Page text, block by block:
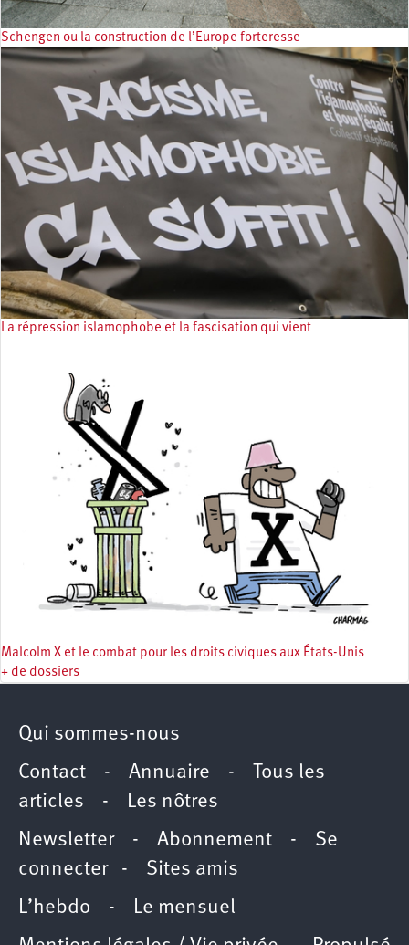
Schengen ou la construction de l’Europe forteresse
La répression islamophobe et la fascisation qui vient
Malcolm X et le combat pour les droits civiques aux États-Unis
+ de dossiers
Qui sommes-nous
Contact - Annuaire -
Tous les
articles - Les nôtres
Newsletter- Abonnement - Se
connecter- Sites amis
L’hebdo - Le mensuel